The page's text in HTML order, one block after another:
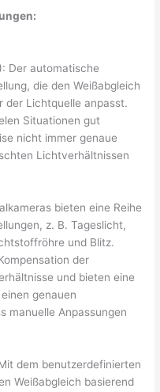
Der automatische
die den Weißabgleich
der Lichtquelle anpasst.
Situationen gut
nicht immer genaue
Lichtverhältnissen
bieten eine Reihe
z. B. Tageslicht,
und Blitz.
der
und bieten eine
genauen
manuelle Anpassungen
dem benutzerdefinierten
Weißabgleich basierend